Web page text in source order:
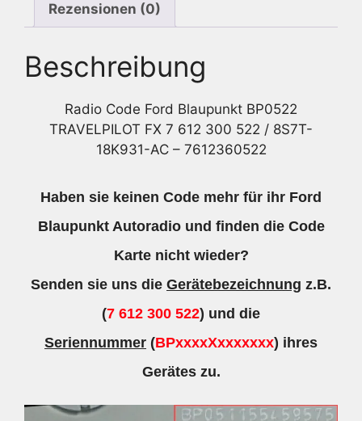
8S7T-
AC
Rezensionen (0)
Beschreibung
Radio Code Ford Blaupunkt BP0522
TRAVELPILOT FX 7 612 300 522 / 8S7T-
18K931-AC – 7612360522
Haben sie keinen Code mehr für ihr Ford
Blaupunkt Autoradio und finden die Code
Karte nicht wieder?
Senden sie uns die Gerätebezeichnung z.B.
(7 612 300 522) und die
Seriennummer (BPxxxxXxxxxxxx) ihres
Gerätes zu.